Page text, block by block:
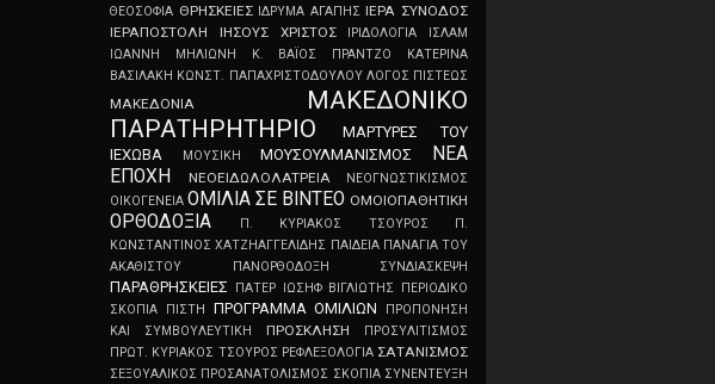
ΘΕΟΣΟΦΙΑ ΘΡΗΣΚΕΙΕΣ ΙΔΡΥΜΑ ΑΓΑΠΗΣ ΙΕΡΑ ΣΥΝΟΔΟΣ
ΙΕΡΑΠΟΣΤΟΛΗ
ΙΗΣΟΥΣ ΧΡΙΣΤΟΣ ΙΡΙΔΟΛΟΓΙΑ
ΙΣΛΑΜ
ΙΩΑΝΝΗ ΜΗΛΙΩΝΗ
Κ. ΒΑΪΟΣ ΠΡΑΝΤΖΟ
ΚΑΤΕΡΙΝΑ
ΒΑΣΙΛΑΚΗ ΚΩΝΣΤ. ΠΑΠΑΧΡΙΣΤΟΔΟΥΛΟΥ ΛΟΓΟΣ ΠΙΣΤΕΩΣ
ΜΑΚΕΔΟΝΙΑ
ΜΑΚΕΔΟΝΙΚΟ
ΠΑΡΑΤΗΡΗΤΗΡΙΟ
ΜΑΡΤΥΡΕΣ ΤΟΥ
ΙΕΧΩΒΑ
ΜΟΥΣΙΚΗ ΜΟΥΣΟΥΛΜΑΝΙΣΜΟΣ
ΝΕΑ
ΕΠΟΧΗ
ΝΕΟEIΔΩΛOΛATPEIA
ΝΕΟΓNΩΣTIKIΣMOΣ
ΟΙΚΟΓΕΝΕΙΑ ΟΜΙΛΙΑ ΣΕ ΒΙΝΤΕΟ ΟΜΟΙΟΠΑΘΗΤΙΚΗ
ΟΡΘΟΔΟΞΙΑ Π. ΚΥΡΙΑΚΟΣ ΤΣΟΥΡΟΣ
Π.
ΚΩΝΣΤΑΝΤΙΝΟΣ ΧΑΤΖΗΑΓΓΕΛΙΔΗΣ ΠΑΙΔΕΙΑ ΠΑΝΑΓΙΑ ΤΟΥ
ΑΚΑΘΙΣΤΟΥ
ΠΑΝΟΡΘΟΔΟΞΗ ΣΥΝΔΙΑΣΚΕΨΗ
ΠΑΡΑΘΡΗΣΚΕΙΕΣ ΠΑΤΕΡ ΙΩΣΗΦ ΒΙΓΛΙΩΤΗΣ
ΠΕΡΙΟΔΙΚΟ
ΣΚΟΠΙΑ
ΠΙΣΤΗ ΠΡΟΓΡΑΜΜΑ ΟΜΙΛΙΩΝ
ΠΡΟΠΟΝΗΣΗ
ΚΑΙ ΣΥΜΒΟΥΛΕΥΤΙΚΗ
ΠΡΟΣΚΛΗΣΗ
ΠΡΟΣΥΛΙΤΙΣΜΟΣ
ΠΡΩΤ. ΚΥΡΙΑΚΟΣ ΤΣΟΥΡΟΣ ΡΕΦΛΕΞΟΛΟΓΙΑ ΣΑΤΑΝΙΣΜΟΣ
ΣΕΞΟΥΑΛΙΚΟΣ ΠΡΟΣΑΝΑΤΟΛΙΣΜΟΣ ΣΚΟΠΙΑ ΣΥΝΕΝΤΕΥΞΗ